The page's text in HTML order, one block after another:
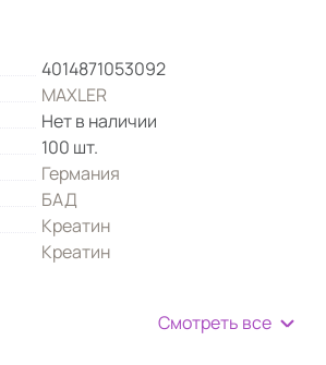
4014871053092
MAXLER
Нет в наличии
100 шт.
Германия
БАД
Креатин
Креатин
Смотреть все